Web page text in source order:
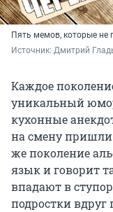
Пять мемов, которые
Источник: Дмитрий
Каждое
уникальный
кухонные
на смену
же поколение
язык и говорит
впадают в
подростки вдруг